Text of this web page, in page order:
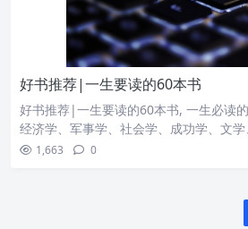
好书推荐|一生要读的60本书
好书推荐|一生要读的60本书, 一生必读的
经济学、军事学、社会学、成功学、文
1,663 0